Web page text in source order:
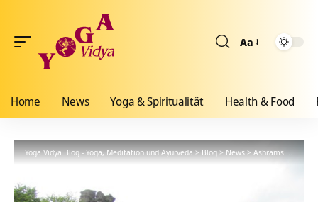
Aa
Home News Yoga & Spiritualität Health & Food
Yoga Vidya Blog - Yoga, Meditation und Ayurveda>Blog>News>Ashrams> Bad